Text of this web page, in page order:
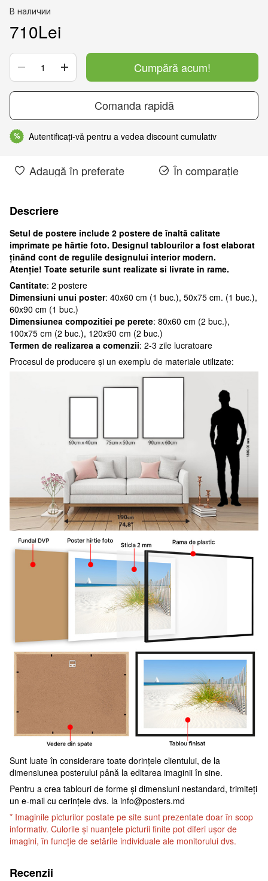
В наличии
710Lei
Cumpără acum!
Comanda rapidă
% Autentificați-vă pentru a vedea discount cumulativ
Adaugă în preferate În comparație
Descriere
Setul de postere include 2 postere de înaltă calitate
imprimate pe hârtie foto. Designul tablourilor a fost elaborat
ținând cont de regulile designului interior modern.
Atenţie! Toate seturile sunt realizate si livrate in rame.
Cantitate: 2 postere
Dimensiuni unui poster: 40x60 cm (1 buc.), 50x75 cm. (1 buc.),
60x90 cm (1 buc.)
Dimensiunea compozitiei pe perete: 80х60 сm (2 buc.),
100х75 сm (2 buc.), 120х90 сm (2 buc.)
Termen de realizarea a comenzii: 2-3 zile lucratoare
Procesul de producere și un exemplu de materiale utilizate:
Sunt luate în considerare toate dorințele clientului, de la
dimensiunea posterului până la editarea imaginii în sine.
Pentru a crea tablouri de forme și dimensiuni nestandard, trimiteți
un e-mail cu cerințele dvs. la info@posters.md
* Imaginile picturilor postate pe site sunt prezentate doar în scop
informativ. Culorile și nuanțele picturii finite pot diferi ușor de
imagini, în funcție de setările individuale ale monitorului dvs.
Recenzii